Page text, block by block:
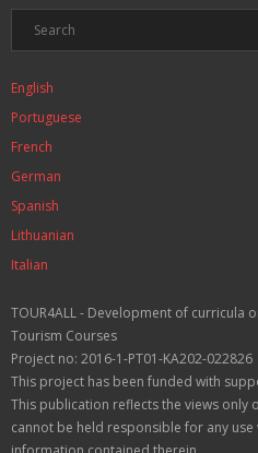
English
Portuguese
French
German
Spanish
Lithuanian
Italian
TOUR4ALL - Development of curricula
Tourism Courses
Project no: 2016-1-PT01-KA202-022826
This project has been funded with
This publication reflects the views only
cannot be held responsible for any